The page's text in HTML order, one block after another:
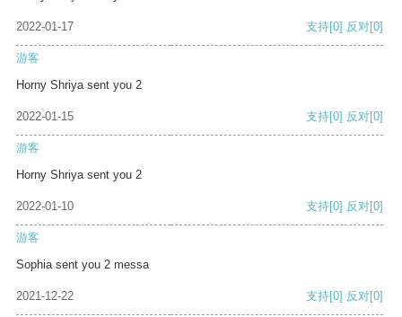
2022-01-17 支持[0] 反对[0]
游客
Horny Shriya sent you 2
2022-01-15 支持[0] 反对[0]
游客
Horny Shriya sent you 2
2022-01-10 支持[0] 反对[0]
游客
Sophia sent you 2 messa
2021-12-22 支持[0] 反对[0]